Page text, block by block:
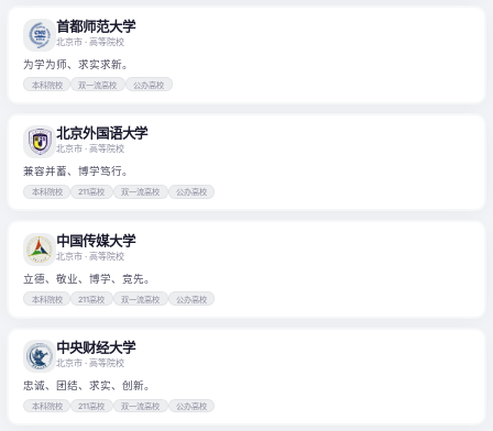
首都师范大学
北京市· 高等院校
为学为师、求实求新。
本科院校 双一流高校 公办高校
北京外国语大学
北京市· 高等院校
兼容并蓄、博学笃行。
本科院校 211高校 双一流高校 公办高校
中国传媒大学
北京市· 高等院校
立德、敬业、博学、竞先。
本科院校 211高校 双一流高校 公办高校
中央财经大学
北京市· 高等院校
忠诚、团结、求实、创新。
本科院校 211高校 双一流高校 公办高校